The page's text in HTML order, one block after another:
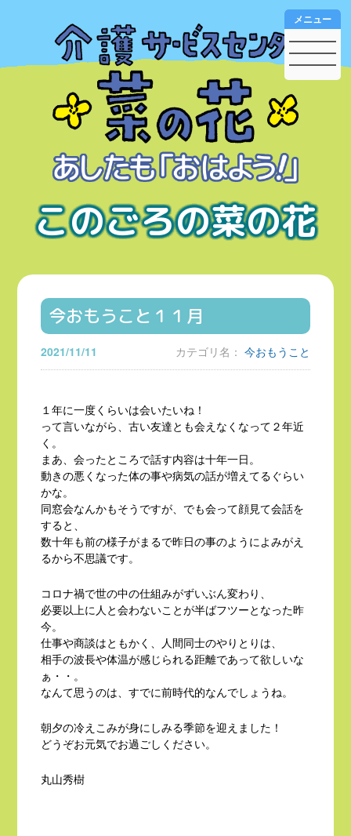
このごろの菜の花
メニュー
今おもうこと１１月
2021/11/11 カテゴリ名： 今おもうこと
１年に一度くらいは会いたいね！
って言いながら、古い友達とも会えなくなって２年近
く。
まあ、会ったところで話す内容は十年一日。
動きの悪くなった体の事や病気の話が増えてるぐらい
かな。
同窓会なんかもそうですが、でも会って顔見て会話を
すると、
数十年も前の様子がまるで昨日の事のようによみがえ
るから不思議です。
コロナ禍で世の中の仕組みがずいぶん変わり、
必要以上に人と会わないことが半ばフツーとなった昨
今。
仕事や商談はともかく、人間同士のやりとりは、
相手の波長や体温が感じられる距離であって欲しいな
ぁ・・。
なんて思うのは、すでに前時代的なんでしょうね。
朝夕の冷えこみが身にしみる季節を迎えました！
どうぞお元気でお過ごしください。
丸山秀樹